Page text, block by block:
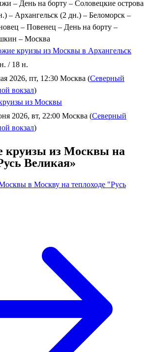
– День на борту – Соловецкие острова
– Архангельск (2 дн.) – Беломорск –
– Повенец – День на борту –
– Москва
круизы из Москвы в Архангельск
/ 18 н.
2026, пт, 12:30 Москва (Северный
вокзал)
из Москвы
2026, вт, 22:00 Москва (Северный
вокзал)
круизы из Москвы на
Великая»
в Москву на теплоходе "Русь